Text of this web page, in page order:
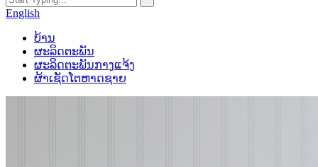
English
ບ້ານ
ຜະລິດຕະພັນ
ຜະລິດຕະພັນກາງແຈ້ງ
ຜ້າເຊັດໂຕຫາດຊາຍ